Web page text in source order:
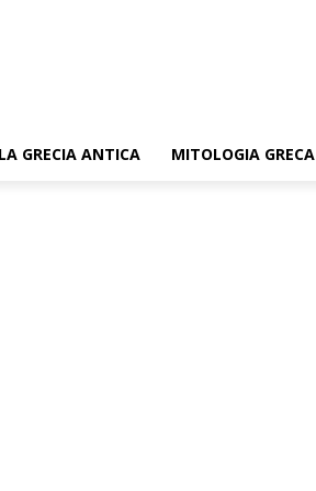
GRECIA ANTICA MITOLOGIA GRECA